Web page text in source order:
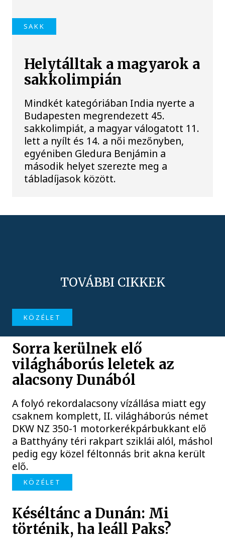
SAKK
Helytálltak a magyarok a
sakkolimpián
Mindkét kategóriában India nyerte a
Budapesten megrendezett 45.
sakkolimpiát, a magyar válogatott 11.
lett a nyílt és 14. a női mezőnyben,
egyéniben Gledura Benjámin a
második helyet szerezte meg a
tábladíjasok között.
TOVÁBBI CIKKEK
KÖZÉLET
Sorra kerülnek elő
világháborús leletek az
alacsony Dunából
A folyó rekordalacsony vízállása miatt egy
csaknem komplett, II. világháborús német
DKW NZ 350-1 motorkerékpárbukkant elő
a Batthyány téri rakpart sziklái alól, máshol
pedig egy közel féltonnás brit akna került
elő.
KÖZÉLET
Késéltánc a Dunán: Mi
történik, ha leáll Paks?